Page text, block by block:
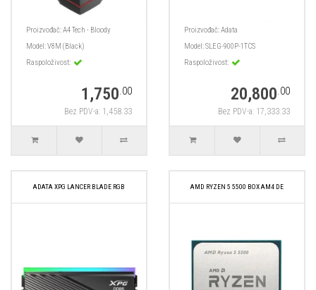
Proizvođač:A4 Tech - Bloody
Model:V8M (Black)
Raspoloživost:
1,750.00
Bez PDV-a: 1,458.33
Proizvođač:Adata
Model:SLEG-900P-1TCS
Raspoloživost:
20,800.00
Bez PDV-a: 17,333.33
ADATA XPG LANCER BLADE RGB AMD RYZEN 5 5500 BOX AM4 DE